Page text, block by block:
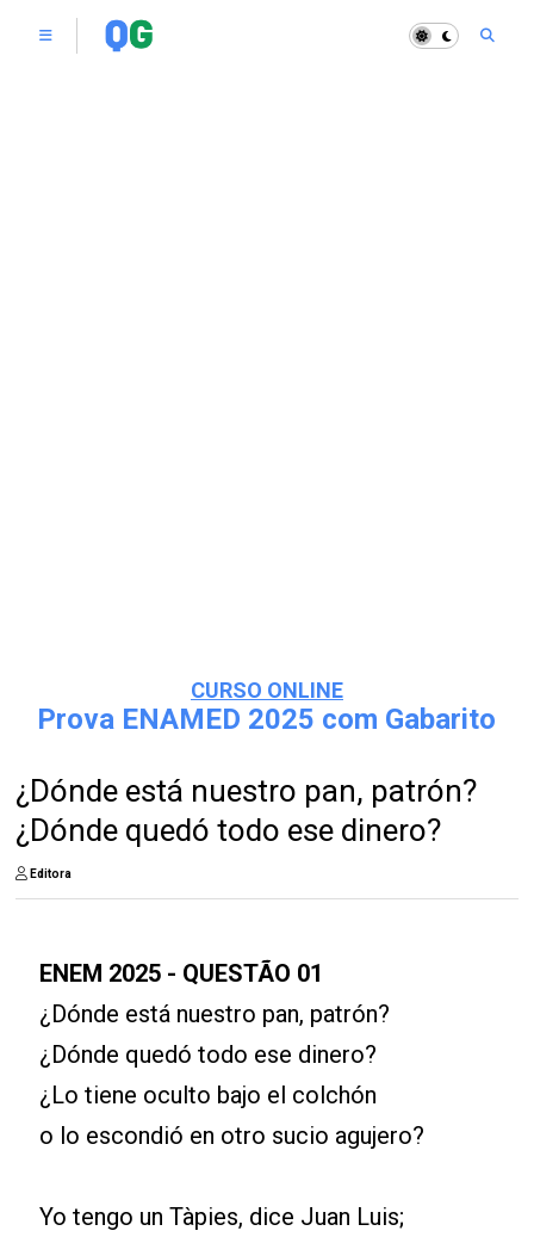
CURSO ONLINE
Prova ENAMED 2025 com Gabarito
¿Dónde está nuestro pan, patrón?
¿Dónde quedó todo ese dinero?
Editora
ENEM 2025 - QUESTÃO 01
¿Dónde está nuestro pan, patrón?
¿Dónde quedó todo ese dinero?
¿Lo tiene oculto bajo el colchón
o lo escondió en otro sucio agujero?
Yo tengo un Tàpies, dice Juan Luis;